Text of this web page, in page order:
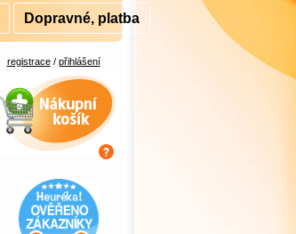
registrace/ přihlášení
Nákupní košík
Dopravné, platba